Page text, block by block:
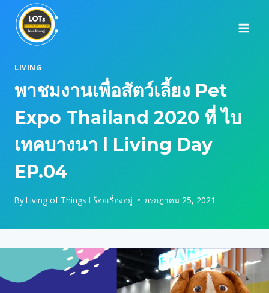
content
LIVING
พาชมงานเพื่อสัตว์เลี้ยง Pet
Expo Thailand 2020 ที่ ไบ
เทคบางนา l Living Day
EP.04
ByLiving of Things l ร้อยเรื่องอยู่ กรกฎาคม 25, 2021